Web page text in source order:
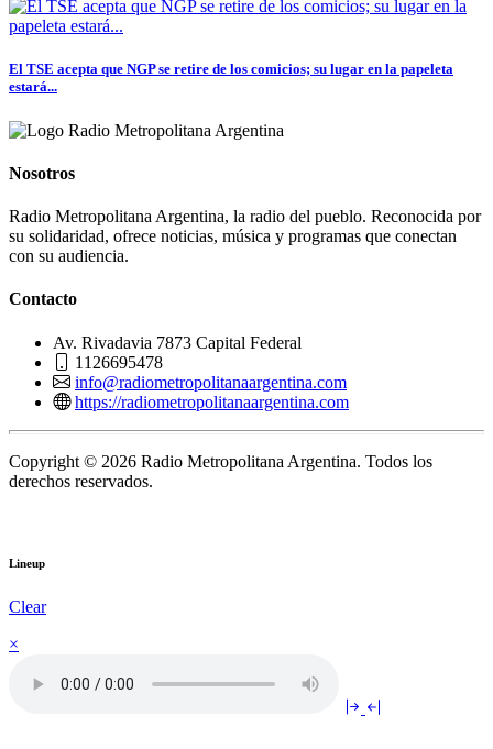
El TSE acepta que NGP se retire de los comicios; su lugar en la papeleta
estará...
Nosotros
Radio Metropolitana Argentina, la radio del pueblo. Reconocida por
su solidaridad, ofrece noticias, música y programas que conectan
con su audiencia.
Contacto
Av. Rivadavia 7873 Capital Federal
1126695478
info@radiometropolitanaargentina.com
https://radiometropolitanaargentina.com
Copyright © 2026 Radio Metropolitana Argentina. Todos los
derechos reservados.
Lineup
Clear
×